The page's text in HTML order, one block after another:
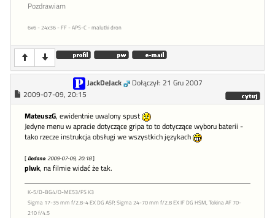
Pozdrawiam
6x6 - 24x36 - FF - APS-C - malutki dron
JackDeJack
Dołączył: 21 Gru 2007
2009-07-09, 20:15
MateuszG, ewidentnie uwalony spust
Jedyne menu w apracie dotyczące gripa to to dotyczące wyboru baterii -
tako rzecze instrukcja obsługi we wszystkich językach
[Dodano: 2009-07-09, 20:18]
plwk, na filmie widać że tak.
K-5/D-BG4/O-ME53/FS K3
Sigma 17-35 mm f/2.8-4 EX DG ASP, Sigma 24-70 mm f/2.8 EX IF DG HSM, Tokina AF 70-
210 f/4.5